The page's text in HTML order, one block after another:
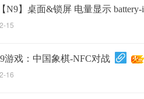
【N9】桌面&锁屏 电量显示 battery-
15
游戏：中国象棋-NFC对战
16